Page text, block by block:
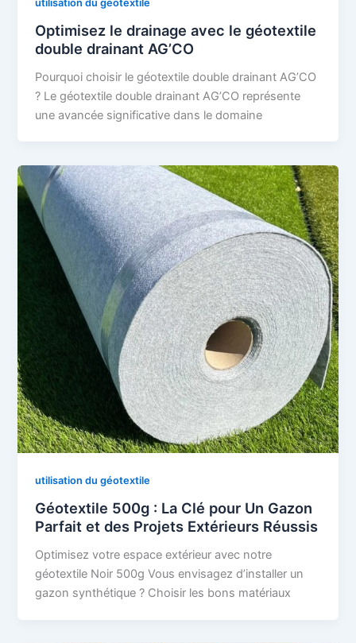
utilisation du géotextile
Optimisez le drainage avec le géotextile
double drainant AG’CO
Pourquoi choisir le géotextile double drainant AG’CO
? Le géotextile double drainant AG’CO représente
une avancée significative dans le domaine
utilisation du géotextile
Géotextile 500g : La Clé pour Un Gazon
Parfait et des Projets Extérieurs Réussis
Optimisez votre espace extérieur avec notre
géotextile Noir 500g Vous envisagez d’installer un
gazon synthétique ? Choisir les bons matériaux